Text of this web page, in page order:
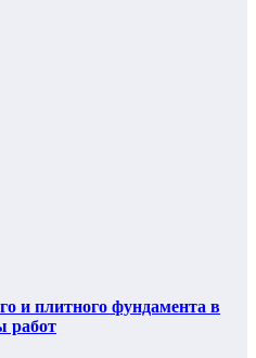
и плитного фундамента в
работ